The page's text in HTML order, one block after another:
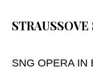
STRAUSSOVE
SNG OPERA IN